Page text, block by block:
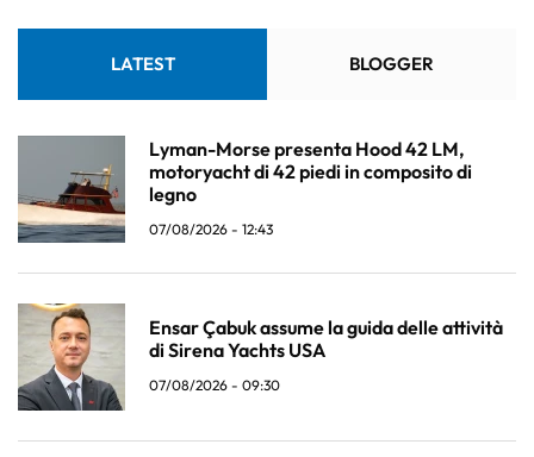
LATEST BLOGGER
Lyman-Morse presenta Hood 42 LM,
motoryacht di 42 piedi in composito di
legno
07/08/2026 - 12:43
Ensar Çabuk assume la guida delle attività
di Sirena Yachts USA
07/08/2026 - 09:30